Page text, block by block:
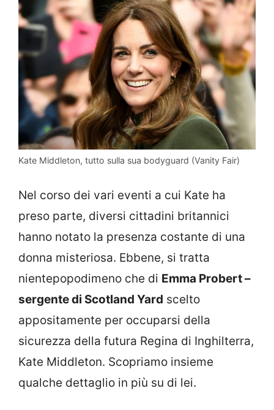
Kate Middleton, tutto sulla sua bodyguard (Vanity Fair)
Nel corso dei vari eventi a cui Kate ha
preso parte, diversi cittadini britannici
hanno notato la presenza costante di una
donna misteriosa. Ebbene, si tratta
nientepopodimeno che di Emma Probert –
sergente di Scotland Yard scelto
appositamente per occuparsi della
sicurezza della futura Regina di Inghilterra,
Kate Middleton. Scopriamo insieme
qualche dettaglio in più su di lei.